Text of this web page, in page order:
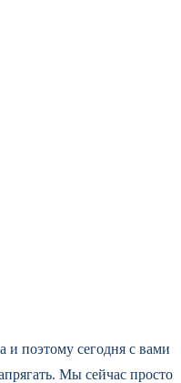
и поэтому сегодня с вами
Мы сейчас просто